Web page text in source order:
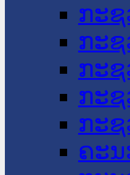
ກະຊ
ກະຊ
ກະຊ
ກະຊ
ກະຊ
ຄະນ